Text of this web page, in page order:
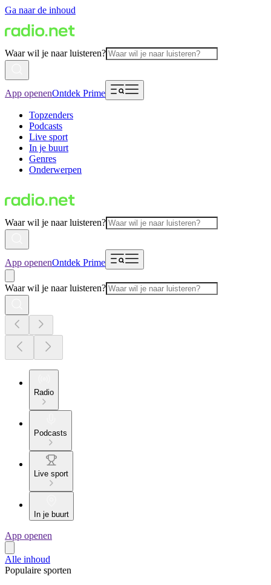
Ga naar de inhoud
Waar wil je naar luisteren?
App openenOntdek Prime
Topzenders
Podcasts
Live sport
In je buurt
Genres
Onderwerpen
Waar wil je naar luisteren?
App openenOntdek Prime
Waar wil je naar luisteren?
Radio
Podcasts
Live sport
In je buurt
App openen
Alle inhoud
Populaire sporten